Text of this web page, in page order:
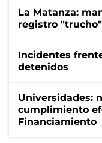
La Matanza:
registro
Incidentes
detenidos
Universidades:
cumplimiento
Financiamiento